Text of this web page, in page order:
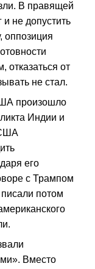
В правящей
не допустить
оппозиция
отказаться от
не стал.
произошло
Индии и
США
его
с Трампом
потом
Вместо